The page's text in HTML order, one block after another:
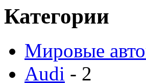
Категории
Мировые
Audi - 2